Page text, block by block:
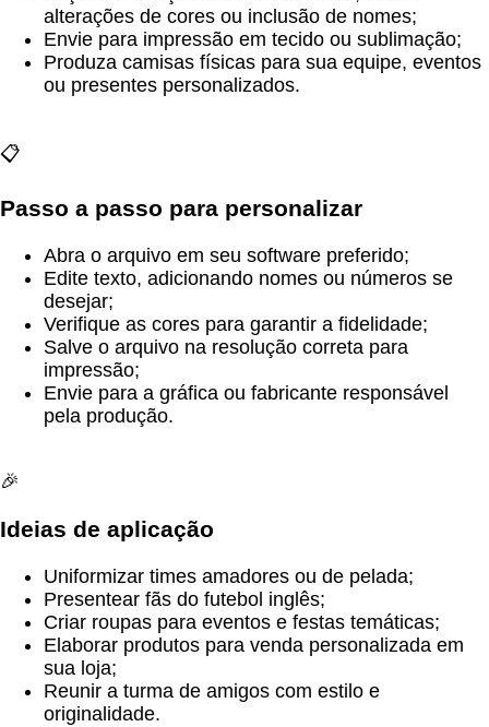
alterações de cores ou inclusão de nomes;
Envie para impressão em tecido ou sublimação;
Produza camisas físicas para sua equipe, eventos
ou presentes personalizados.
📋
Passo a passo para personalizar
Abra o arquivo em seu software preferido;
Edite texto, adicionando nomes ou números se
desejar;
Verifique as cores para garantir a fidelidade;
Salve o arquivo na resolução correta para
impressão;
Envie para a gráfica ou fabricante responsável
pela produção.
🎉
Ideias de aplicação
Uniformizar times amadores ou de pelada;
Presentear fãs do futebol inglês;
Criar roupas para eventos e festas temáticas;
Elaborar produtos para venda personalizada em
sua loja;
Reunir a turma de amigos com estilo e
originalidade.